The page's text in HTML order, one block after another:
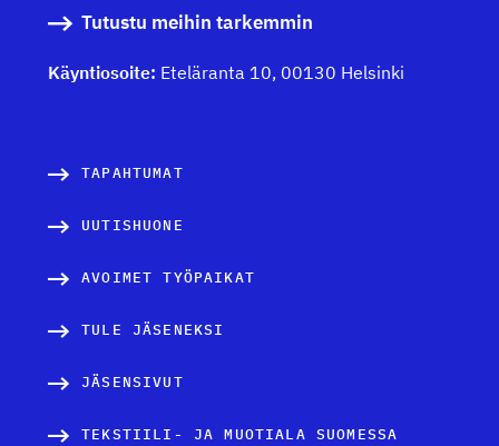
Tutustu meihin tarkemmin
Käyntiosoite: Eteläranta 10, 00130 Helsinki
TAPAHTUMAT
UUTISHUONE
AVOIMET TYÖPAIKAT
TULE JÄSENEKSI
JÄSENSIVUT
TEKSTIILI- JA MUOTIALA SUOMESSA